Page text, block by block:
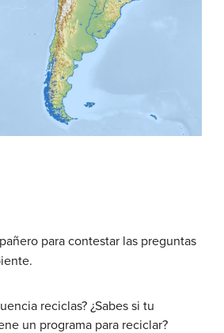
para contestar las preguntas
reciclas? ¿Sabes si tu
un programa para reciclar?